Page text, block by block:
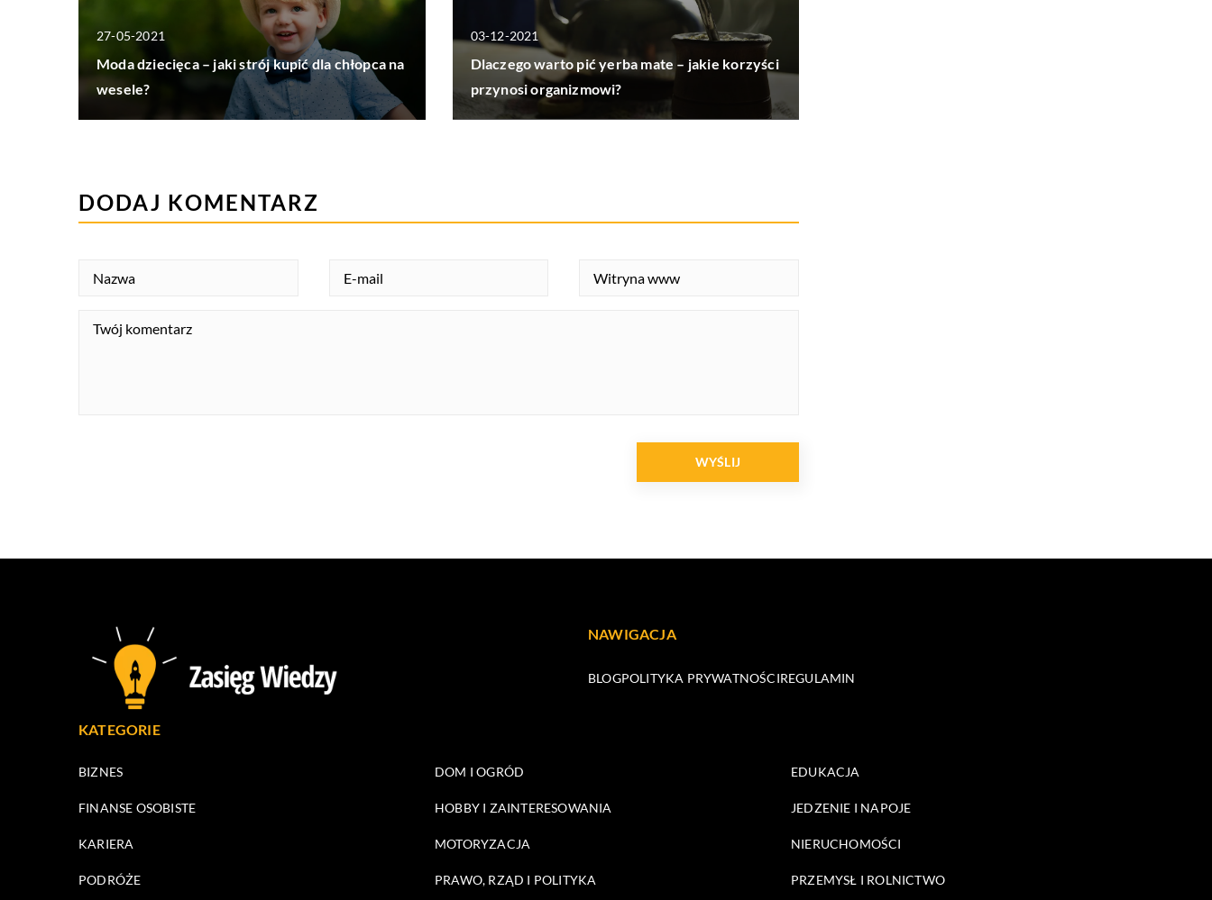
27-05-2021
Moda dziecięca – jaki strój kupić dla chłopca na
wesele?
03-12-2021
Dlaczego warto pić yerba mate – jakie korzyści
przynosi organizmowi?
DODAJ KOMENTARZ
NAWIGACJA
BLOGPOLITYKA PRYWATNOŚCIREGULAMIN
KATEGORIE
BIZNES DOM I OGRÓD EDUKACJA
FINANSE OSOBISTE HOBBY I ZAINTERESOWANIA JEDZENIE I NAPOJE
KARIERA MOTORYZACJA NIERUCHOMOŚCI
PODRÓŻE PRAWO, RZĄD I POLITYKA PRZEMYSŁ I ROLNICTWO